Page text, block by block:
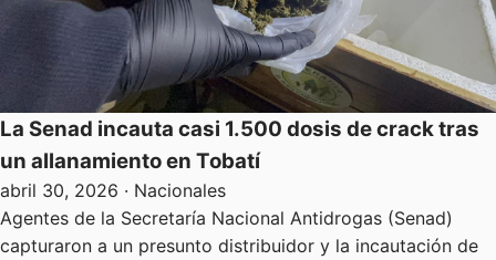
La Senad incauta casi 1.500 dosis de crack tras
un allanamiento en Tobatí
abril 30, 2026 · Nacionales
Agentes de la Secretaría Nacional Antidrogas (Senad)
capturaron a un presunto distribuidor y la incautación de